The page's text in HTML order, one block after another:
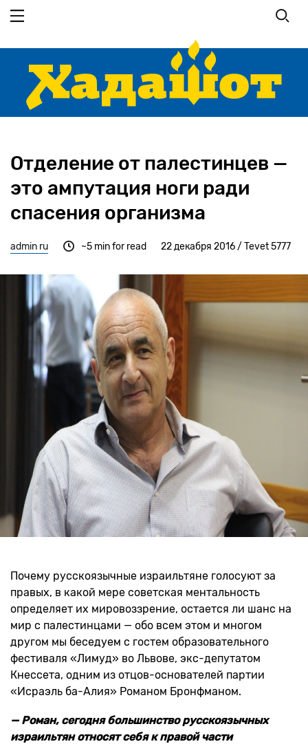
основному
Отделение от палестинцев —
это ампутация ноги ради
спасения организма
admin ru 22 декабря 2016 / Tevet 5777
~5 min for read
Почему русскоязычные израильтяне голосуют за
правых, в какой мере советская ментальность
определяет их мировоззрение, остается ли шанс на
мир с палестинцами — обо всем этом и многом
другом мы беседуем с гостем образовательного
фестиваля «Лимуд» во Львове, экс-депутатом
Кнессета, одним из отцов-основателей партии
«Исраэль ба-Алия» Романом Бронфманом.
— Роман, сегодня большинство русскоязычных
израильтян относят себя к правой части